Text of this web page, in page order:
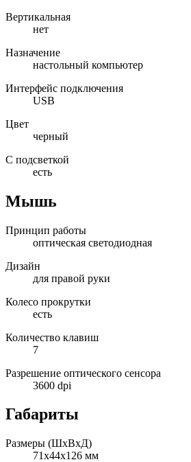
Вертикальная
нет
Назначение
настольный компьютер
Интерфейс подключения
USB
Цвет
черный
С подсветкой
есть
Мышь
Принцип работы
оптическая светодиодная
Дизайн
для правой руки
Колесо прокрутки
есть
Количество клавиш
7
Разрешение оптического сенсора
3600 dpi
Габариты
Размеры (ШxВxД)
71x44x126 мм